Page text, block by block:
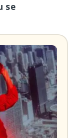
se